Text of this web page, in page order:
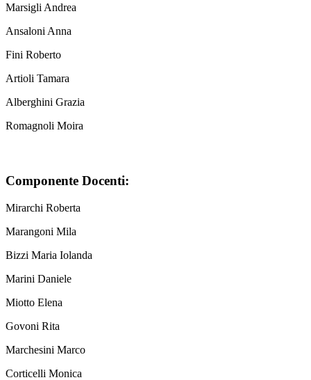
Marsigli Andrea
Ansaloni Anna
Fini Roberto
Artioli Tamara
Alberghini Grazia
Romagnoli Moira
Componente Docenti:
Mirarchi Roberta
Marangoni Mila
Bizzi Maria Iolanda
Marini Daniele
Miotto Elena
Govoni Rita
Marchesini Marco
Corticelli Monica